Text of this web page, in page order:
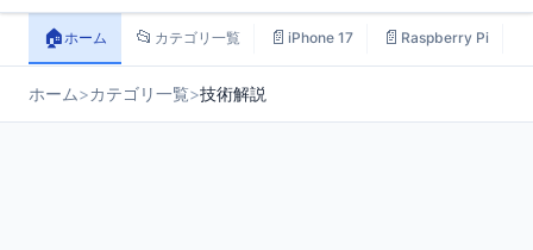
🏠ホーム 📂 カテゴリ一覧 📄 iPhone 17 📄 Raspberry Pi
ホーム>カテゴリ一覧>技術解説